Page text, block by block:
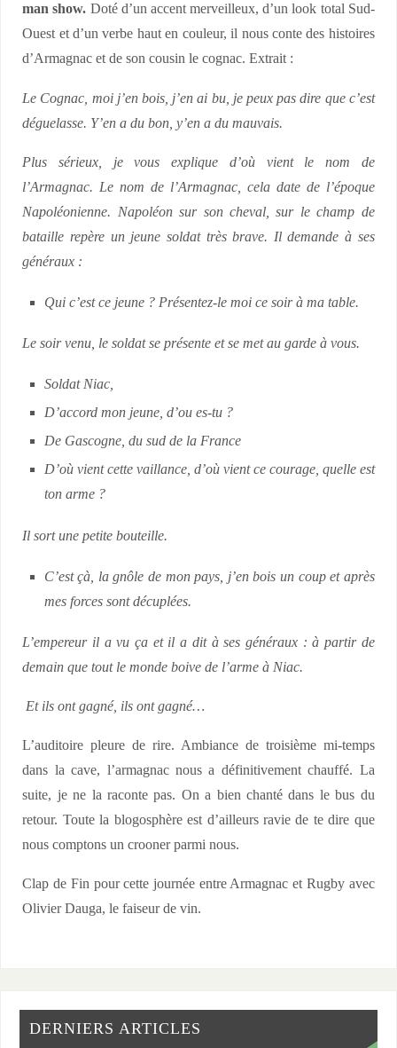
man show. Doté d’un accent merveilleux, d’un look total Sud-
Ouest et d’un verbe haut en couleur, il nous conte des histoires
d’Armagnac et de son cousin le cognac. Extrait :
Le Cognac, moi j’en bois, j’en ai bu, je peux pas dire que c’est
déguelasse. Y’en a du bon, y’en a du mauvais.
Plus sérieux, je vous explique d’où vient le nom de
l’Armagnac.Le nom de l’Armagnac, cela date de l’époque
Napoléonienne. Napoléon sur son cheval, sur le champ de
bataille repère un jeune soldat très brave. Il demande à ses
généraux :
Qui c’est ce jeune ? Présentez-le moi ce soir à ma table.
Le soir venu, le soldat se présente et se met au garde à vous.
Soldat Niac,
D’accord mon jeune, d’ou es-tu ?
De Gascogne, du sud de la France
D’où vient cette vaillance, d’où vient ce courage, quelle est
ton arme ?
Il sort une petite bouteille.
C’est çà, la gnôle de mon pays, j’en bois un coup et après
mes forces sont décuplées.
L’empereur il a vu ça et il a dit à ses généraux : à partir de
demain que tout le monde boive de l’arme à Niac.
Et ils ont gagné, ils ont gagné…
L’auditoire pleure de rire. Ambiance de troisième mi-temps
dans la cave, l’armagnac nous a définitivement chauffé. La
suite, je ne la raconte pas. On a bien chanté dans le bus du
retour. Toute la blogosphère est d’ailleurs ravie de te dire que
nous comptons un crooner parmi nous.
Clap de Fin pour cette journée entre Armagnac et Rugby avec
Olivier Dauga, le faiseur de vin.
DERNIERS ARTICLES